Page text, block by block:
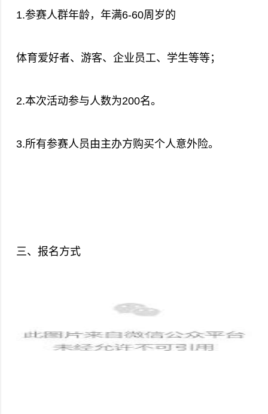
1.参赛人群年龄，年满6-60周岁的
体育爱好者、游客、企业员工、学生等等；
2.本次活动参与人数为200名。
3.所有参赛人员由主办方购买个人意外险。
三、报名方式